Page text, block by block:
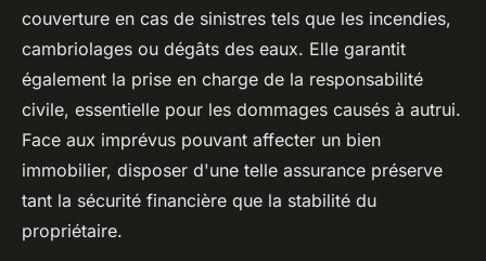
couverture en cas de sinistres tels que les incendies,
cambriolages ou dégâts des eaux. Elle garantit
également la prise en charge de la responsabilité
civile, essentielle pour les dommages causés à autrui.
Face aux imprévus pouvant affecter un bien
immobilier, disposer d'une telle assurance préserve
tant la sécurité financière que la stabilité du
propriétaire.